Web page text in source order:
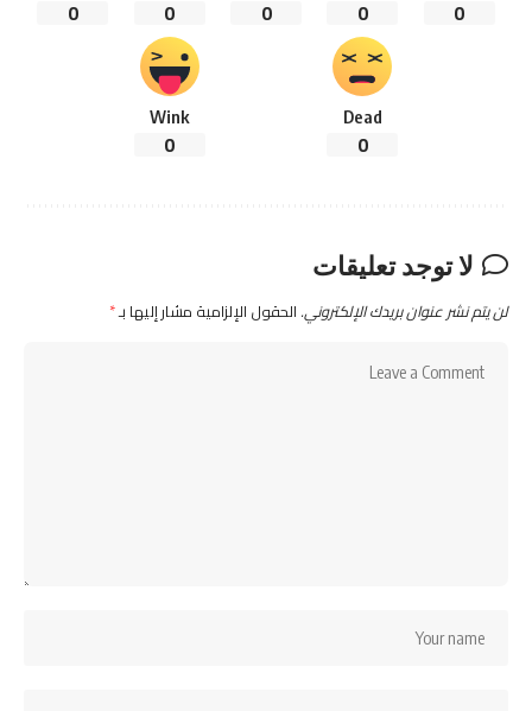
0
0
0
0
0
Dead
0
Wink
0
لا توجد تعليقات
لن يتم نشر عنوان بريدك الإلكتروني. الحقول الإلزامية مشار إليها بـ*